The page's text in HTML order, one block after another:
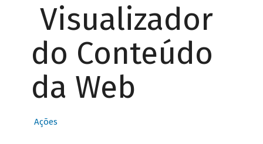
Visualizador
do Conteúdo
da Web
Ações